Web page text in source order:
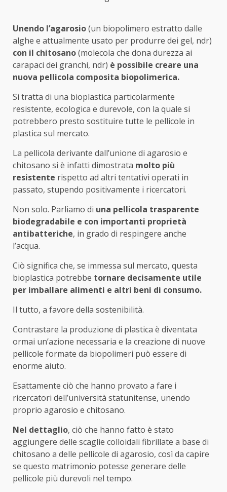
Unendo l’agarosio(un biopolimero estratto dalle
alghe e attualmente usato per produrre dei gel, ndr)
con il chitosano(molecola che dona durezza ai
carapaci dei granchi, ndr) è possibile creare una
nuova pellicola composita biopolimerica.
Si tratta di una bioplastica particolarmente
resistente, ecologica e durevole, con la quale si
potrebbero presto sostituire tutte le pellicole in
plastica sul mercato.
La pellicola derivante dall’unione di agarosio e
chitosano si è infatti dimostrata molto più
resistente rispetto ad altri tentativi operati in
passato, stupendo positivamente i ricercatori.
Non solo. Parliamo di una pellicola trasparente
biodegradabile e con importanti proprietà
antibatteriche, in grado di respingere anche
l’acqua.
Ciò significa che, se immessa sul mercato, questa
bioplastica potrebbe tornare decisamente utile
per imballare alimenti e altri beni di consumo.
Il tutto, a favore della sostenibilità.
Contrastare la produzione di plastica è diventata
ormai un’azione necessaria e la creazione di nuove
pellicole formate da biopolimeri può essere di
enorme aiuto.
Esattamente ciò che hanno provato a fare i
ricercatori dell’università statunitense, unendo
proprio agarosio e chitosano.
Nel dettaglio, ciò che hanno fatto è stato
aggiungere delle scaglie colloidali fibrillate a base di
chitosano a delle pellicole di agarosio, così da capire
se questo matrimonio potesse generare delle
pellicole più durevoli nel tempo.